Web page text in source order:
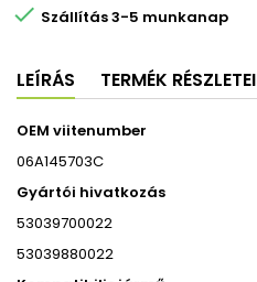
 Szállítás 3-5 munkanap
LEÍRÁS TERMÉK RÉSZLETEI
OEM viitenumber
06A145703C
Gyártói hivatkozás
53039700022
53039880022